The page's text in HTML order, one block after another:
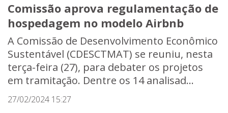
Comissão aprova regulamentação de
hospedagem no modelo Airbnb
A Comissão de Desenvolvimento Econômico
Sustentável (CDESCTMAT) se reuniu, nesta
terça-feira (27), para debater os projetos
em tramitação. Dentre os 14 analisad...
27/02/2024 15:27